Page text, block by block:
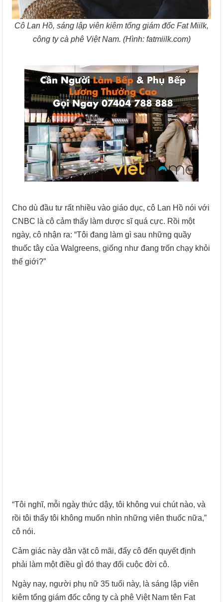
Cô Lan Hồ, sáng lập viên kiêm tổng giám đốc Fat Miilk,
công ty cà phê Việt Nam. (Hình: fatmiilk.com)
Cho dù đầu tư rất nhiều vào giáo dục, cô Lan Hồ nói với
CNBC là cô cảm thấy làm dược sĩ quá cực. Rồi một
ngày, cô nhận ra: “Tôi đang làm gì sau những quầy
thuốc tây của Walgreens, giống như đang trốn chạy khỏi
thế giới?”
“Tôi nghĩ, mỗi ngày thức dậy, tôi không vui chút nào, và
rồi tôi thấy tôi không muốn nhìn những viên thuốc nữa,”
cô nói.
Cảm giác này dằn vặt cô mãi, đẩy cô đến quyết định
phải làm một điều gì đó thay đổi cuộc đời cô.
Ngày nay, người phụ nữ 35 tuổi này, là sáng lập viên
kiêm tổng giám đốc công ty cà phê Việt Nam tên Fat